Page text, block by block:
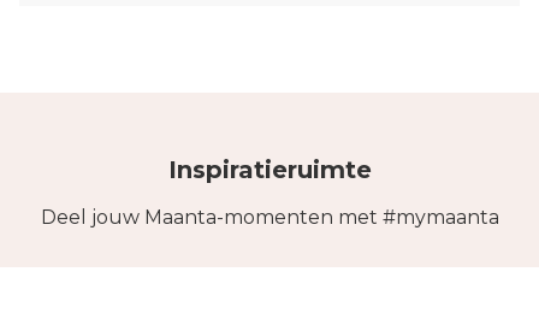
Inspiratieruimte
Deel jouw Maanta-momenten met #mymaanta